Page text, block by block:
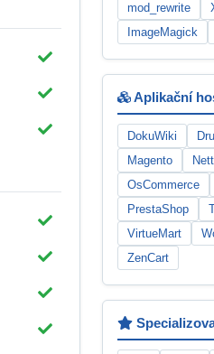
mod_rewrite
ImageMagick
Aplikační
DokuWiki
Magento
OsCommerce
PrestaShop
VirtueMart
ZenCart